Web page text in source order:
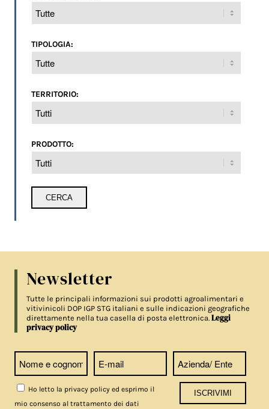
TIPOLOGIA:
TERRITORIO:
PRODOTTO:
Newsletter
Tutte le principali informazioni sui prodotti agroalimentari e
vitivinicoli DOP IGP STG italiani e sulle indicazioni geografiche
direttamente nella tua casella di posta elettronica.Leggi
privacy policy
Ho letto la privacy policy ed esprimo il
mio consenso al trattamento dei dati